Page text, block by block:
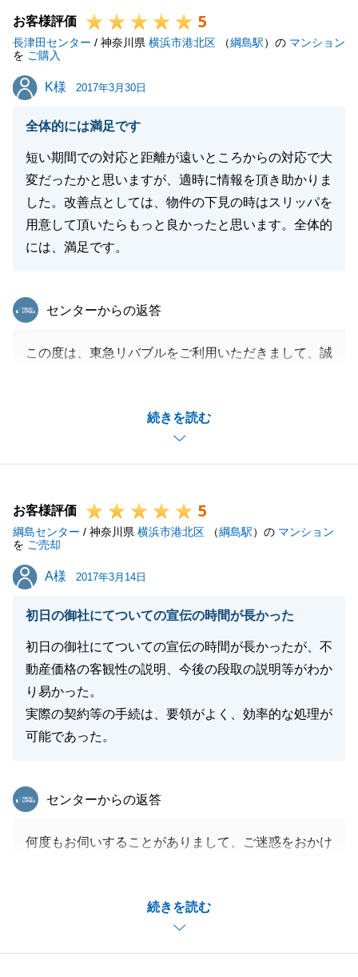
閉じる
お客様評価 5
長津田センター / 神奈川県 横浜市港北区 （綱島駅）の マンション
を ご購入
K様
K様 2017年3月30日
全体的には満足です
短い期間での対応と距離が遠いところからの対応で大
変だったかと思いますが、適時に情報を頂き助かりま
した。改善点としては、物件の下見の時はスリッパを
用意して頂いたらもっと良かったと思います。全体的
には、満足です。
続きを読む
東急リバブル
センターからの返答
この度は、東急リバブルをご利用いただきまして、誠
訳ありませんでした。
お客様に気持ちよく物件をご覧いただく上で基本的な
ことだと思います。
善し、よりお客様にご負担をお掛けしない様にご案内
いたします。
また、Ｋ様には遠方から何度も足を運んでいただき、
短い期間の中で、物件の内覧から契約、ローンのお手
す。
車での移動中に色々なお話ができたことが非常に思い
出に残っております。
お困りごとがございましたら、お気軽にお声掛けいた
だければ幸です。
また、貴重なご意見もいただき、有難うございまし
閉じる
お客様評価 5
綱島センター / 神奈川県 横浜市港北区 （綱島駅）の マンション
を ご売却
A様
A様 2017年3月14日
初日の御社にてついての宣伝の時間が長かった
初日の御社にてついての宣伝の時間が長かったが、不
動産価格の客観性の説明、今後の段取の説明等がわか
り易かった。
実際の契約等の手続は、要領がよく、効率的な処理が
可能であった。
続きを読む
東急リバブル
センターからの返答
何度もお伺いすることがありまして、ご迷惑をおかけ
学ばせて頂く点が多く貴重なお時間を頂きました。あ